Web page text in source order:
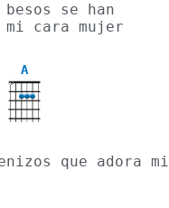
se han
mi cara mujer
A
X
que adora mi